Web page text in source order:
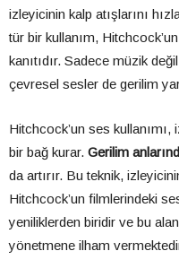
izleyicinin kalp atışlarını
tür bir kullanım,
kanıtıdır. Sadece müzik
çevresel sesler de gerilim
Hitchcock’un ses
bir bağ kurar. Gerilim
da artırır. Bu teknik,
Hitchcock’un filmlerindeki
yeniliklerden biridir ve bu
yönetmene ilham